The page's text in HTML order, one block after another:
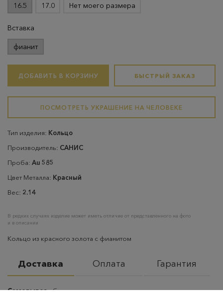
16.5 17.0 Нет моего размера
Вставка
фианит
ДОБАВИТЬ В КОРЗИНУ БЫСТРЫЙ ЗАКАЗ
ПОСМОТРЕТЬ УКРАШЕНИЕ НА ЧЕЛОВЕКЕ
Тип изделия: Кольцо
Производитель: САНИС
Проба: Au 585
Цвет Металла: Красный
Вес: 2.14
В редких случаях изделие может иметь отличие от представленного на фото
и в описании
Кольцо из красного золота с фианитом
Доставка Оплата Гарантия
Самовывоз– бесплатно